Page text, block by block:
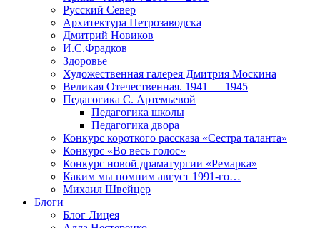
Русский Север
Архитектура Петрозаводска
Дмитрий Новиков
И.С.Фрадков
Здоровье
Художественная галерея Дмитрия Москина
Великая Отечественная. 1941 — 1945
Педагогика С. Артемьевой
Педагогика школы
Педагогика двора
Конкурс короткого рассказа «Сестра таланта»
Конкурс «Во весь голос»
Конкурс новой драматургии «Ремарка»
Каким мы помним август 1991-го…
Михаил Швейцер
Блоги
Блог Лицея